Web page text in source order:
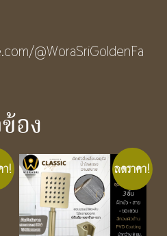
@WoraSriGoldenFa
อง
า! ลดราคา!